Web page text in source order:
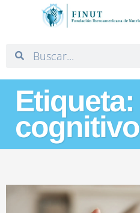
Etiqueta:
cognitivo